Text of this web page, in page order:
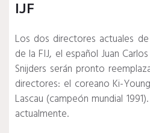
IJF
Los dos directores actuales
de la FIJ, el español Juan
Snijders serán pronto
directores: el coreano Ki-
Lascau (campeón mundial 1991).
actualmente.